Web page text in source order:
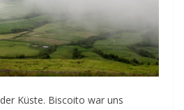
Küste. Biscoito war uns